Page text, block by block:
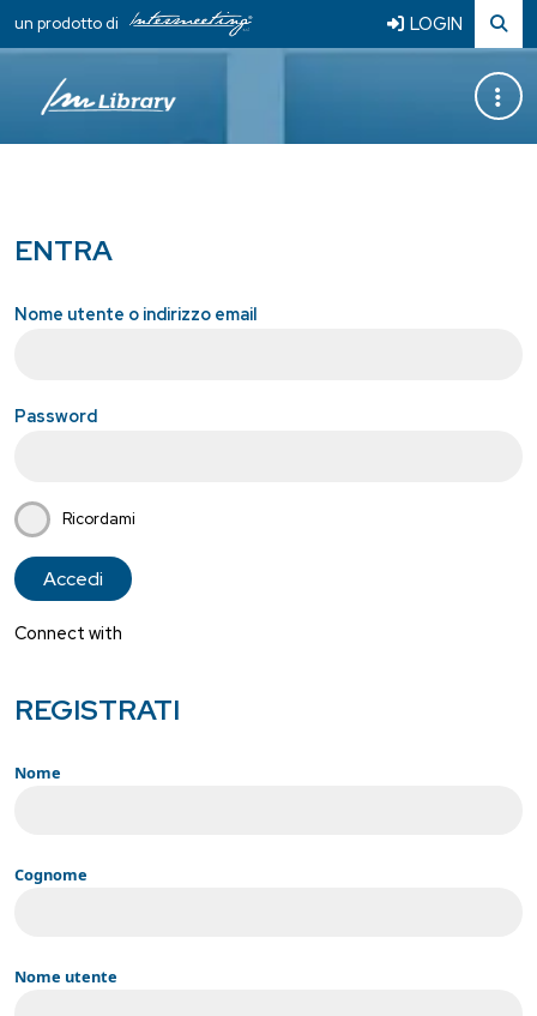
un prodotto di LOGIN
ENTRA
Nome utente o indirizzo email
Password
Ricordami
Connect with
REGISTRATI
Nome
Cognome
Nome utente